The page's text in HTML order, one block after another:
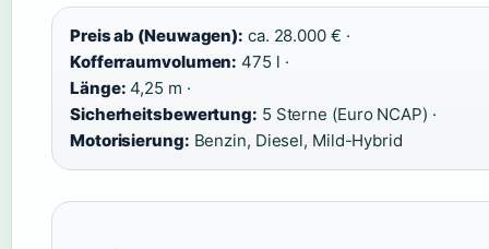
Preis ab (Neuwagen): ca. 28.000 € ·
Kofferraumvolumen: 475 l ·
Länge: 4,25 m ·
Sicherheitsbewertung: 5 Sterne (Euro NCAP) ·
Motorisierung: Benzin, Diesel, Mild-Hybrid